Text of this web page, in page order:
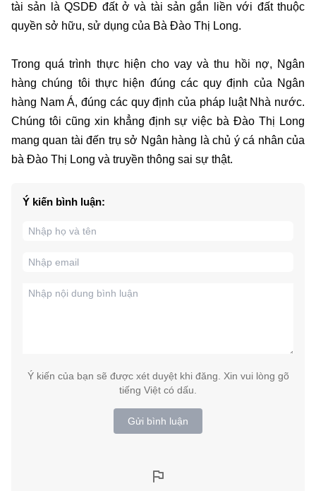
tài sản là QSDĐ đất ở và tài sản gắn liền với đất thuộc
quyền sở hữu, sử dụng của Bà Đào Thị Long.
Trong quá trình thực hiện cho vay và thu hồi nợ, Ngân
hàng chúng tôi thực hiện đúng các quy định của Ngân
hàng Nam Á, đúng các quy định của pháp luật Nhà nước.
Chúng tôi cũng xin khẳng định sự việc bà Đào Thị Long
mang quan tài đến trụ sở Ngân hàng là chủ ý cá nhân của
bà Đào Thị Long và truyền thông sai sự thật.
Ý kiến bình luận:
Ý kiến của bạn sẽ được xét duyệt khi đăng. Xin vui lòng gõ
tiếng Việt có dấu.
Gửi bình luận